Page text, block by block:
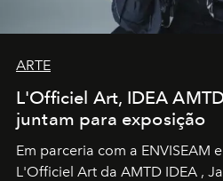
ARTE
L'Officiel Art, IDEA
juntam para exposição
Em parceria com a ENVISEAM
L'Officiel Art da AMTD IDEA ,